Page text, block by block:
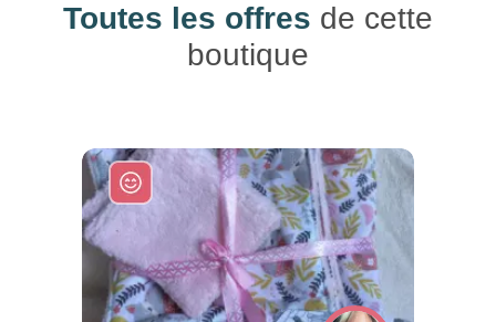
Toutes les offres de cette
boutique